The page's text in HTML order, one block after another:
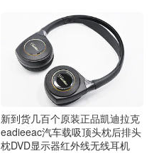
新到货几百个原装正品凱迪拉克
eadieeac汽车载吸顶头枕后排头
枕DVD显示器红外线无线耳机